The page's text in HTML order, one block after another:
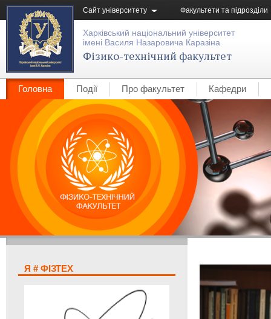
Сайт університету Факультети та підрозділи
Харківський національний університет
імені Василя Назаровича Каразіна
Фізико-технічний факультет
Головна Події Про факультет Кафедри
Я # ФІЗТЕХ